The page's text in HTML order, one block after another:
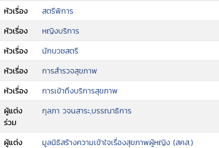
health : SDH)
หัวเรื่อง
สตรีพิการ
หัวเรื่อง
หญิงบริการ
หัวเรื่อง
นักบวชสตรี
หัวเรื่อง
การสำรวจสุขภาพ
หัวเรื่อง
การเข้าถึงบริการสุขภาพ
ผู้แต่ง
ร่วม
กุลภา วจนสาระ,บรรณาธิการ
ผู้แต่ง มูลนิธิสร้างความเข้าใจเรื่องสุขภาพผู้หญิง (สคส.)